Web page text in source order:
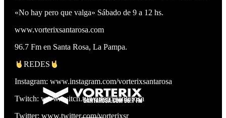
«No hay pero que valga» Sábado de 9 a 12 hs.
www.vorterixsantarosa.com
96.7 Fm en Santa Rosa, La Pampa.
REDES
Instagram: www.instagram.com/vorterixsantarosa
Twitch: www.twitch.tv/vorterixsantarosa
Twitter: www.twitter.com/vorterixsr